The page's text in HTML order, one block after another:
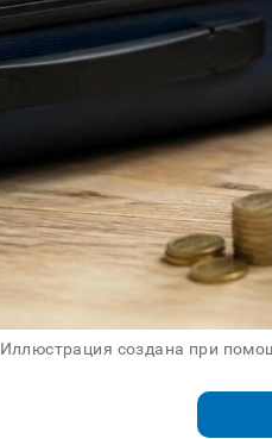
Иллюстрация создана при